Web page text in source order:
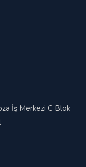
İş Merkezi C Blok